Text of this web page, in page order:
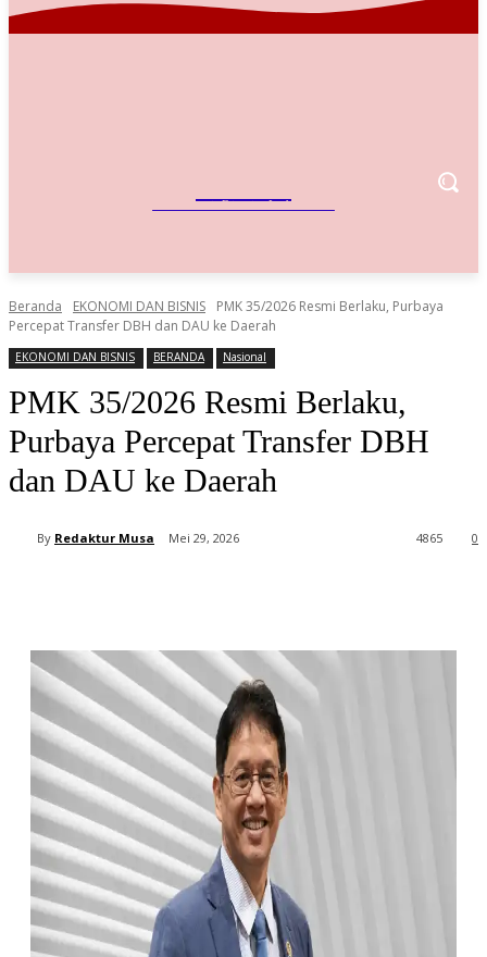
Referensi Bisnis Indonesia
Beranda EKONOMI DAN BISNIS
PMK 35/2026 Resmi Berlaku, Purbaya
Percepat Transfer DBH dan DAU ke Daerah
EKONOMI DAN BISNIS BERANDA Nasional
PMK 35/2026 Resmi Berlaku,
Purbaya Percepat Transfer DBH
dan DAU ke Daerah
By Redaktur Musa Mei 29, 2026 0
4865